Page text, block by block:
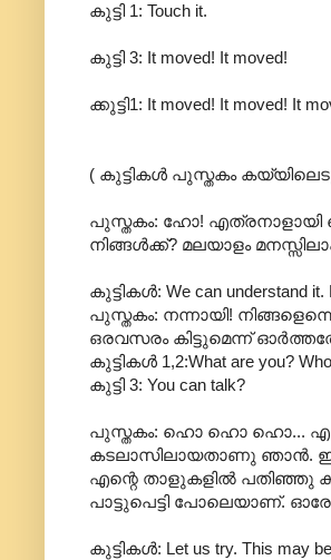
കുട്ടി 1: Touch it.
കുട്ടി 3: It moved! It moved!
ക്കുട്ടി1: It moved! It moved! It
( കുട്ടികൾ പുസ്തകം
പുസ്തകം: ഹോ! എത്രനാളായി
നിങ്ങൾക്ക്? മലയാളം
കുട്ടികൾ: We can understand it.
പുസ്തകം: നന്നായി!
ഒരവസരം കിട്ടുമെന്ന്
കുട്ടികൾ 1,2:What are you?
കുട്ടി 3: You can talk?
പുസ്തകം: ഹൊ ഹൊ ഹൊ...
കടലാസിലായതാണു ഞാൻ.
എന്റെ താളുകളിൽ പതിഞ്ഞു
പാട്ടുപെട്ടി പോലെയാണ്.
കുട്ടികൾ: Let us try. This may